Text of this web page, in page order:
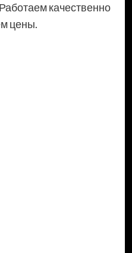
качественно
цены.